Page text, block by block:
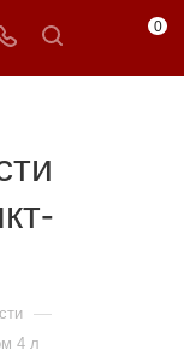
0
—
4 л